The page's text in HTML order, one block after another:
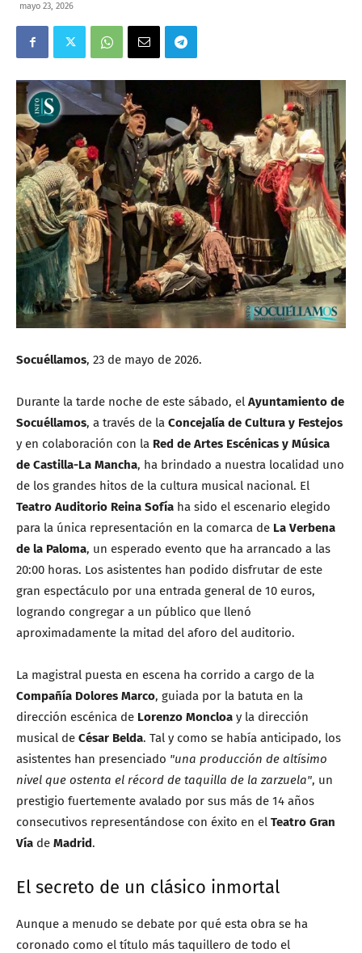
mayo 23, 2026
Socuéllamos, 23 de mayo de 2026.
Durante la tarde noche de este sábado, el Ayuntamiento de
Socuéllamos, a través de la Concejalía de Cultura y Festejos
y en colaboración con la Red de Artes Escénicas y Música
de Castilla-La Mancha, ha brindado a nuestra localidad uno
de los grandes hitos de la cultura musical nacional. El
Teatro Auditorio Reina Sofía ha sido el escenario elegido
para la única representación en la comarca de La Verbena
de la Paloma, un esperado evento que ha arrancado a las
20:00 horas. Los asistentes han podido disfrutar de este
gran espectáculo por una entrada general de 10 euros,
logrando congregar a un público que llenó
aproximadamente la mitad del aforo del auditorio.
La magistral puesta en escena ha corrido a cargo de la
Compañía Dolores Marco, guiada por la batuta en la
dirección escénica de Lorenzo Moncloa y la dirección
musical de César Belda. Tal y como se había anticipado, los
asistentes han presenciado "una producción de altísimo
nivel que ostenta el récord de taquilla de la zarzuela", un
prestigio fuertemente avalado por sus más de 14 años
consecutivos representándose con éxito en el Teatro Gran
Vía de Madrid.
El secreto de un clásico inmortal
Aunque a menudo se debate por qué esta obra se ha
coronado como el título más taquillero de todo el